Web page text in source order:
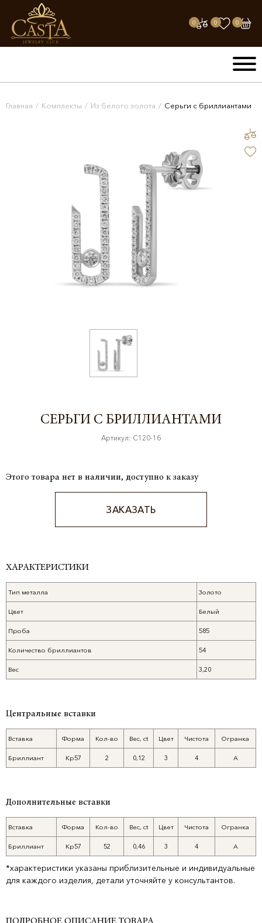
0 0 0
Главная / Комплекты / Из белого золота / Серьги с бриллиантами
СЕРЬГИ С БРИЛЛИАНТАМИ
Артикул: С120-1б
Этого товара нет в наличии, доступно к заказу
ЗАКАЗАТЬ
ХАРАКТЕРИСТИКИ
Тип металла Золото
Цвет Белый
Проба 585
Количество бриллиантов 54
Вес 3,20
Центральные вставки
Вставка Форма Кол-во Вес, ct Цвет Чистота Огранка
Бриллиант Кр57 2 0,12 3 4 А
Дополнительные вставки
Вставка Форма Кол-во Вес, ct Цвет Чистота Огранка
Бриллиант Кр57 52 0,46 3 4 А
*характеристики указаны приблизительные и индивидуальные
для каждого изделия, детали уточняйте у консультантов.